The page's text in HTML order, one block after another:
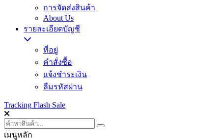
การจัดส่งสินค้า
About Us
รายละเอียดบัญชี
ที่อยู่
คำสั่งซื้อ
แจ้งชำระเงิน
ลืมรหัสผ่าน
Tracking Flash Sale
เมนูหลัก